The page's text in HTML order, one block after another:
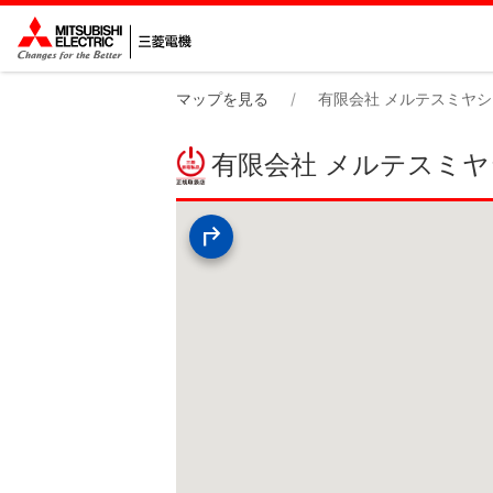
マップを見る 有限会社 メルテスミヤシ
有限会社 メルテスミヤ